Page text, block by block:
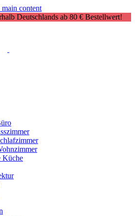
content
Deutschlands ab 80 € Bestellwert!
Küche